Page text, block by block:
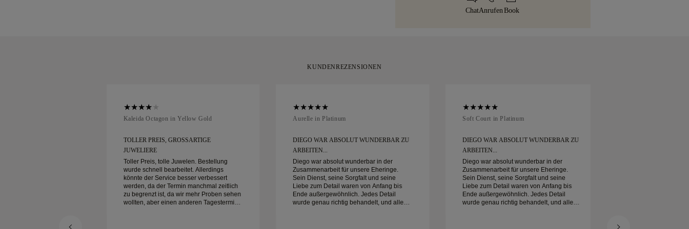
ChatAnrufen Book
KUNDENREZENSIONEN
Kaleida Octagon in Yellow Gold
TOLLER PREIS, GROSSARTIGE J
UWELIERE
Toller Preis, tolle Juwelen. Bestellung
wurde schnell bearbeitet. Allerdings
könnte der Service besser verbessert
werden, da der Termin manchmal zeitlich
zu begrenzt ist, da wir mehr Proben sehen
wollten, aber einen anderen Tagestermin
Aurelle in Platinum
DIEGO WAR ABSOLUT WUNDERBAR ZU
ARBEITEN...
Diego war absolut wunderbar in der
Zusammenarbeit für unsere Eheringe.
Sein Dienst, seine Sorgfalt und seine
Liebe zum Detail waren von Anfang bis
Ende außergewöhnlich. Jedes Detail
wurde genau richtig behandelt, und alles
Soft Court in Platinum
DIEGO WAR ABSOLUT WUNDERBAR ZU
ARBEITEN...
Diego war absolut wunderbar in der
Zusammenarbeit für unsere Eheringe.
Sein Dienst, seine Sorgfalt und seine
Liebe zum Detail waren von Anfang bis
Ende außergewöhnlich. Jedes Detail
wurde genau richtig behandelt, und alles